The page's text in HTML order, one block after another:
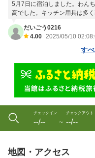
5月7日に宿泊しました。わん
高でした。キッチン用具は多
だいごう0216
4.00 2025/05/10
す
チェックイン
--/-- 〜
チェックアウト
--/--
地図・アクセス